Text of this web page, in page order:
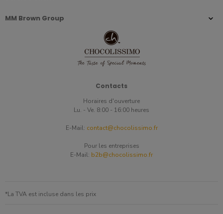
MM Brown Group
Contacts
Horaires d'ouverture
Lu. - Ve. 8:00 - 16:00 heures
E-Mail: contact@chocolissimo.fr
Pour les entreprises
E-Mail: b2b@chocolissimo.fr
*La TVA est incluse dans les prix